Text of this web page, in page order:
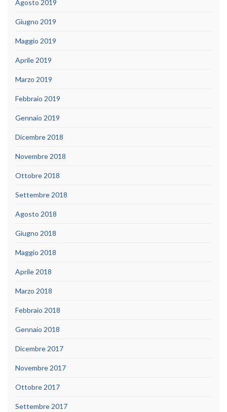
Agosto 2019
Giugno 2019
Maggio 2019
Aprile 2019
Marzo 2019
Febbraio 2019
Gennaio 2019
Dicembre 2018
Novembre 2018
Ottobre 2018
Settembre 2018
Agosto 2018
Giugno 2018
Maggio 2018
Aprile 2018
Marzo 2018
Febbraio 2018
Gennaio 2018
Dicembre 2017
Novembre 2017
Ottobre 2017
Settembre 2017